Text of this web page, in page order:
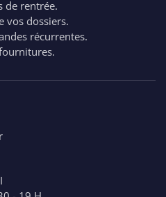
de rentrée.
vos dossiers.
récurrentes.